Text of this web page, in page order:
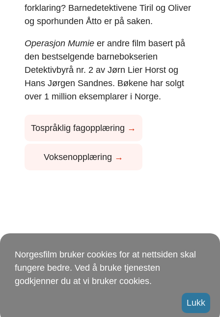
forklaring? Barnedetektivene Tiril og Oliver
og sporhunden Åtto er på saken.
Operasjon Mumie er andre film basert på
den bestselgende barnebokserien
Detektivbyrå nr. 2 av Jørn Lier Horst og
Hans Jørgen Sandnes. Bøkene har solgt
over 1 million eksemplarer i Norge.
Tospråklig fagopplæring →
Voksenopplæring →
Norgesfilm bruker cookies for at nettsiden skal
fungere bedre. Ved å bruke tjenesten
godkjenner du at vi bruker cookies.
Lukk